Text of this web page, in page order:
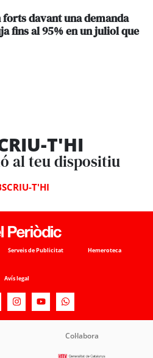
davant una demanda
fins al 95% en un juliol que
T'HI
al teu dispositiu
T'HI
Serveis de Publicitat Hemeroteca
Avís legal
Col·labora